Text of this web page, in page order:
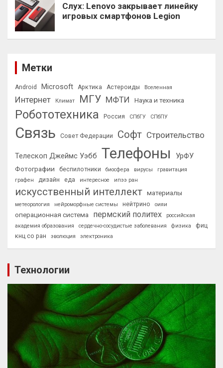
Слух: Lenovo закрывает линейку
игровых смартфонов Legion
Метки
Android Microsoft Арктика Астероиды Вселенная
Интернет Климат МГУ МФТИ Наука и техника
Робототехника Россия СПбГУ СПбПУ
Связь Совет Федерации Софт Строительство
Телескоп Джеймс Уэбб Телефоны УрФУ
Фотографии беспилотники биосфера вирусы
гравитация
графен
дизайн еда интересное ипээ ран
искусственный интеллект материалы
метеорология нейроморфные системы нейтрино оияи
операционная система пермский политех
российская
академия образования
сердечно-сосудистые заболевания физика
фиц
кнц со ран
эволюция электроника
Технологии